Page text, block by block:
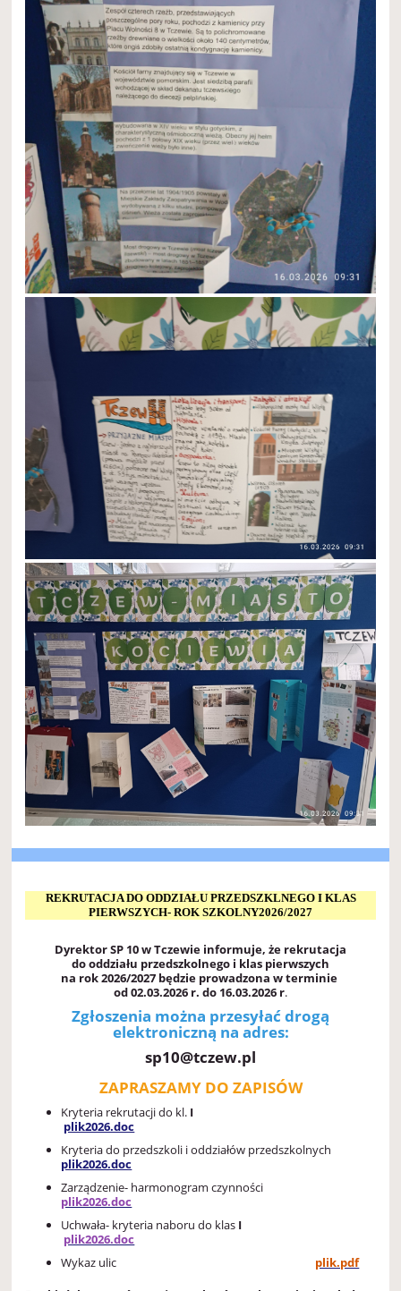
REKRUTACJA DO ODDZIAŁU PRZEDSZKLNEGO I KLAS
PIERWSZYCH- ROK SZKOLNY2026/2027
Dyrektor SP 10 w Tczewie informuje, że rekrutacja
do oddziału przedszkolnego i klas pierwszych
na rok2026/2027 będzie prowadzona w terminie
od 02.03.2026 r. do 16.03.2026 r.
Zgłoszenia można przesyłać drogą
elektroniczną na adres:
sp10@tczew.pl
ZAPRASZAMY DO ZAPISÓW
Kryteria rekrutacji do kl. I
plik2026.doc
Kryteria do przedszkoli i oddziałów przedszkolnych
plik2026.doc
Zarządzenie- harmonogram czynności
plik2026.doc
Uchwała- kryteria naboru do klas I
plik2026.doc
Wykaz ulic plik.pdf